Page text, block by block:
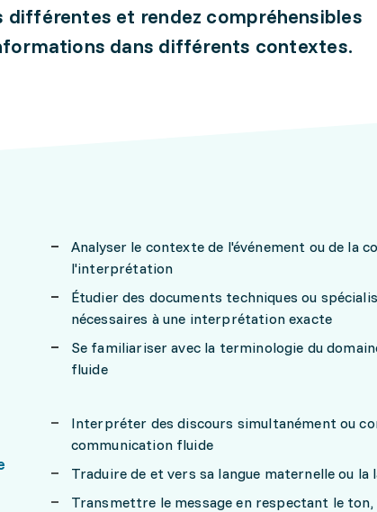
différentes et rendez compréhensibles
dans différents contextes.
Analyser le contexte de l'événement ou de la
l'interprétation
Étudier des documents techniques ou
nécessaires à une interprétation exacte
Se familiariser avec la terminologie du
fluide
Interpréter des discours simultanément ou
communication fluide
Traduire de et vers sa langue maternelle ou la
Transmettre le message en respectant le